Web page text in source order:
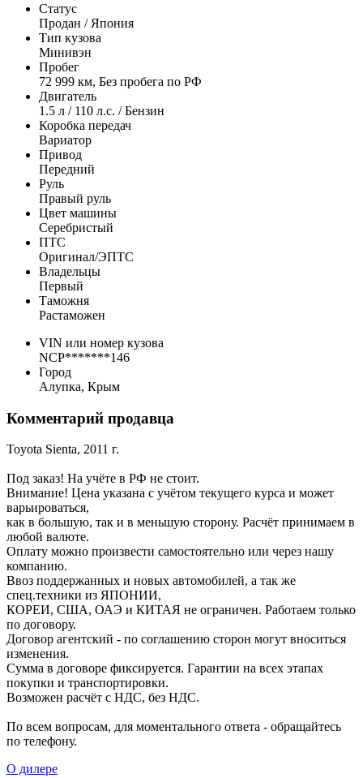
Статус
Продан / Япония
Тип кузова
Минивэн
Пробег
72 999 км, Без пробега по РФ
Двигатель
1.5 л / 110 л.с. / Бензин
Коробка передач
Вариатор
Привод
Передний
Руль
Правый руль
Цвет машины
Серебристый
ПТС
Оригинал/ЭПТС
Владельцы
Первый
Таможня
Растаможен
VIN или номер кузова
NCP*******146
Город
Алупка, Крым
Комментарий продавца
Toyota Sienta, 2011 г.
Под заказ! На учёте в РФ не стоит.
Внимание! Цена указана с учётом текущего курса и может
варьироваться,
как в большую, так и в меньшую сторону. Расчёт принимаем в
любой валюте.
Оплату можно произвести самостоятельно или через нашу
компанию.
Ввоз поддержанных и новых автомобилей, а так же
спец.техники из ЯПОНИИ,
КОРЕИ, США, ОАЭ и КИТАЯ не ограничен. Работаем только
по договору.
Договор агентский - по соглашению сторон могут вноситься
изменения.
Сумма в договоре фиксируется. Гарантии на всех этапах
покупки и транспортировки.
Возможен расчёт с НДС, без НДС.
По всем вопросам, для моментального ответа - обращайтесь
по телефону.
О дилере